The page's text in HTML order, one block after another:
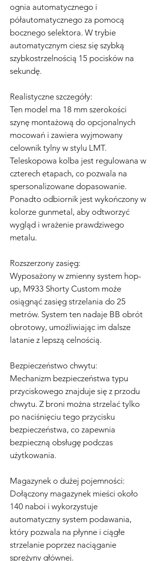
ognia automatycznego i
półautomatycznego za pomocą
bocznego selektora. W trybie
automatycznym ciesz się szybką
szybkostrzelnością 15 pocisków na
sekundę.
Realistyczne szczegóły:
Ten model ma 18 mm szerokości
szynę montażową do opcjonalnych
mocowań i zawiera wyjmowany
celownik tylny w stylu LMT.
Teleskopowa kolba jest regulowana w
czterech etapach, co pozwala na
spersonalizowane dopasowanie.
Ponadto odbiornik jest wykończony w
kolorze gunmetal, aby odtworzyć
wygląd i wrażenie prawdziwego
metalu.
Rozszerzony zasięg:
Wyposażony w zmienny system hop-
up, M933 Shorty Custom może
osiągnąć zasięg strzelania do 25
metrów. System ten nadaje BB obrót
obrotowy, umożliwiając im dalsze
latanie z lepszą celnością.
Bezpieczeństwo chwytu:
Mechanizm bezpieczeństwa typu
przyciskowego znajduje się z przodu
chwytu. Z broni można strzelać tylko
po naciśnięciu tego przycisku
bezpieczeństwa, co zapewnia
bezpieczną obsługę podczas
użytkowania.
Magazynek o dużej pojemności:
Dołączony magazynek mieści około
140 naboi i wykorzystuje
automatyczny system podawania,
który pozwala na płynne i ciągłe
strzelanie poprzez naciąganie
sprężyny głównej.